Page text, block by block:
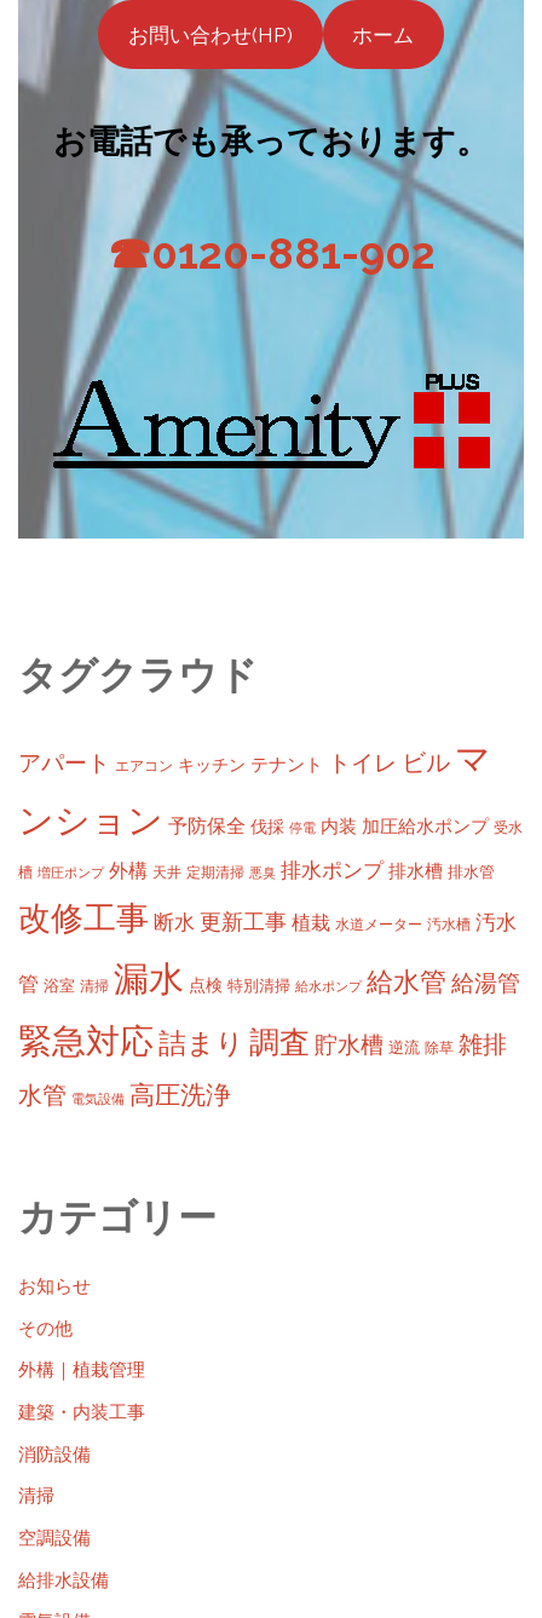
お問い合わせ(HP) ホーム
お電話でも承っております。
☎0120-881-902
タグクラウド
アパート エアコン キッチン テナント トイレ ビル マ
ンション 予防保全 伐採 停電 内装 加圧給水ポンプ 受水
槽 増圧ポンプ 外構 天井 定期清掃 悪臭 排水ポンプ 排水槽 排水管
改修工事 断水 更新工事 植栽 水道メーター 汚水槽 汚水
管 浴室 清掃 漏水 点検 特別清掃 給水ポンプ 給水管 給湯管
緊急対応詰まり 調査 貯水槽 逆流 除草 雑排
水管 電気設備 高圧洗浄
カテゴリー
お知らせ
その他
外構｜植栽管理
建築・内装工事
消防設備
清掃
空調設備
給排水設備